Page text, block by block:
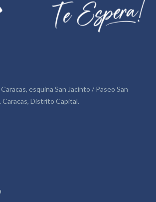
esquina San Jacinto / Paseo San
Caracas, Distrito Capital.